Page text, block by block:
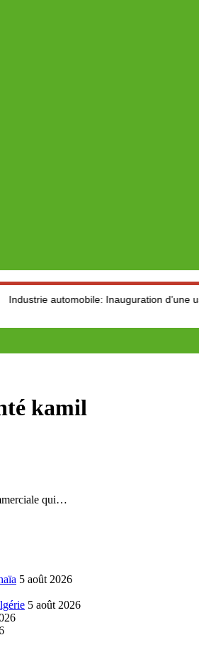
automobile: Inauguration d’une usine de
kamil
qui…
5 août 2026
5 août 2026